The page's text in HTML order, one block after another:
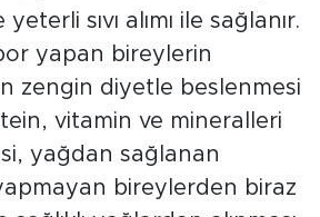
sıvı alımı ile sağlanır.
yapan bireylerin
zengin diyetle beslenmesi
vitamin ve mineralleri
yağdan sağlanan
bireylerden biraz